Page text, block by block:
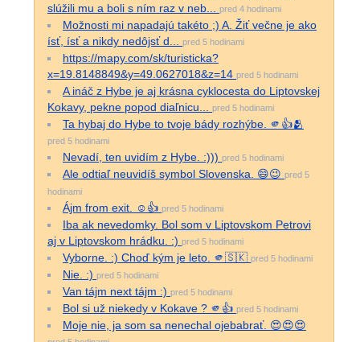
slúžili mu a boli s ním raz v neb...
pred 4 hodinami
Možnosti mi napadajú takéto ;) A. Žiť večne je ako
ísť, ísť a nikdy nedôjsť d...
pred 5 hodinami
https://mapy.com/sk/turisticka?
x=19.8148849&y=49.0627018&z=14 pred 5 hodinami
A ináč z Hybe je aj krásna cyklocesta do Liptovskej
Kokavy, pekne popod diaľnicu...
pred 5 hodinami
Ta hybaj do Hybe to tvoje bády rozhýbe. 🫵👍🫂
pred 5 hodinami
Nevadí, ten uvidím z Hybe. :))) pred 5 hodinami
Ale odtiaľ neuvidíš symbol Slovenska. 😄😉 pred 5
hodinami
Ájm from exit. ☺️👍 pred 5 hodinami
Iba ak nevedomky. Bol som v Liptovskom Petrovi
aj v Liptovskom hrádku. :) pred 5 hodinami
Vyborne. :) Choď kým je leto. 🫵🇸🇰 pred 5 hodinami
Nie. :) pred 5 hodinami
Van tájm next tájm :) pred 5 hodinami
Bol si už niekedy v Kokave ? 🫵👍 pred 5 hodinami
Moje nie, ja som sa nenechal ojebabrať. 😍😍😍